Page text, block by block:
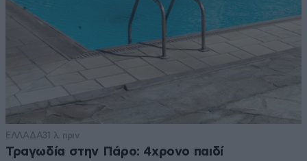
ΕΛΛΑΔΑ31 λ. πριν
Τραγωδία στην Πάρο: 4χρονο παιδί